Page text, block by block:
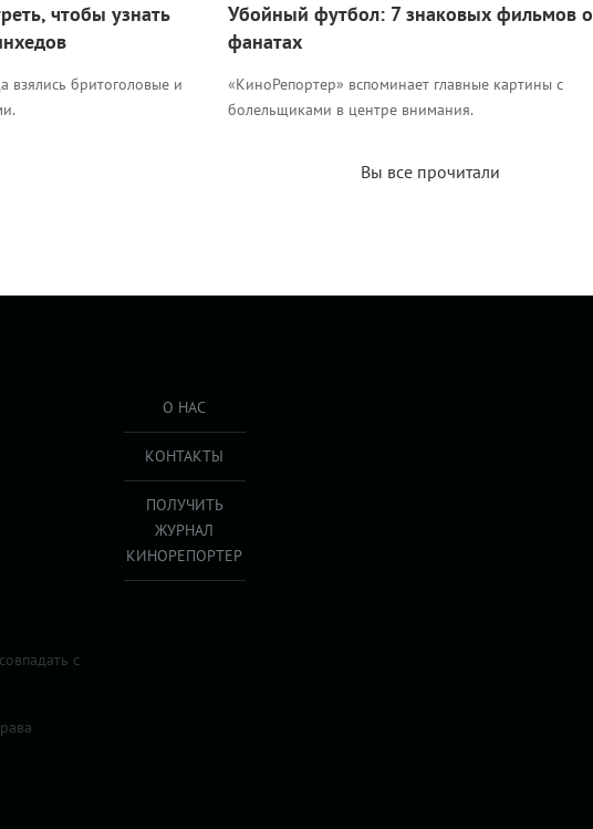
чтобы узнать
взялись бритоголовые и
Убойный футбол: 7 знаковых фильмов о
фанатах
«КиноРепортер» вспоминает главные картины с
болельщиками в центре внимания.
Вы все прочитали
О НАС
КОНТАКТЫ
ПОЛУЧИТЬ
ЖУРНАЛ
КИНОРЕПОРТЕР
с